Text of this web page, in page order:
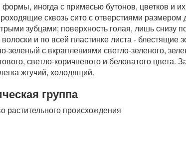
иногда с примесью бутонов, цветков и их
сквозь сито с отверстиями
зубцами; поверхность голая, лишь снизу
и по всей пластинке листа - блестящие
зеленый с вкраплениями светло-зеленого,
светло-коричневого и беловатого цвета.
жгучий, холодящий.
группа
растительного происхождения